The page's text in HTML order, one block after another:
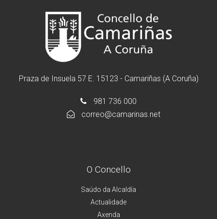
Praza de Insuela 57 E. 15123 - Camariñas (A Coruña)
981 736 000
correo@camarinas.net
O Concello
Saúdo da Alcaldía
Actualidade
Axenda